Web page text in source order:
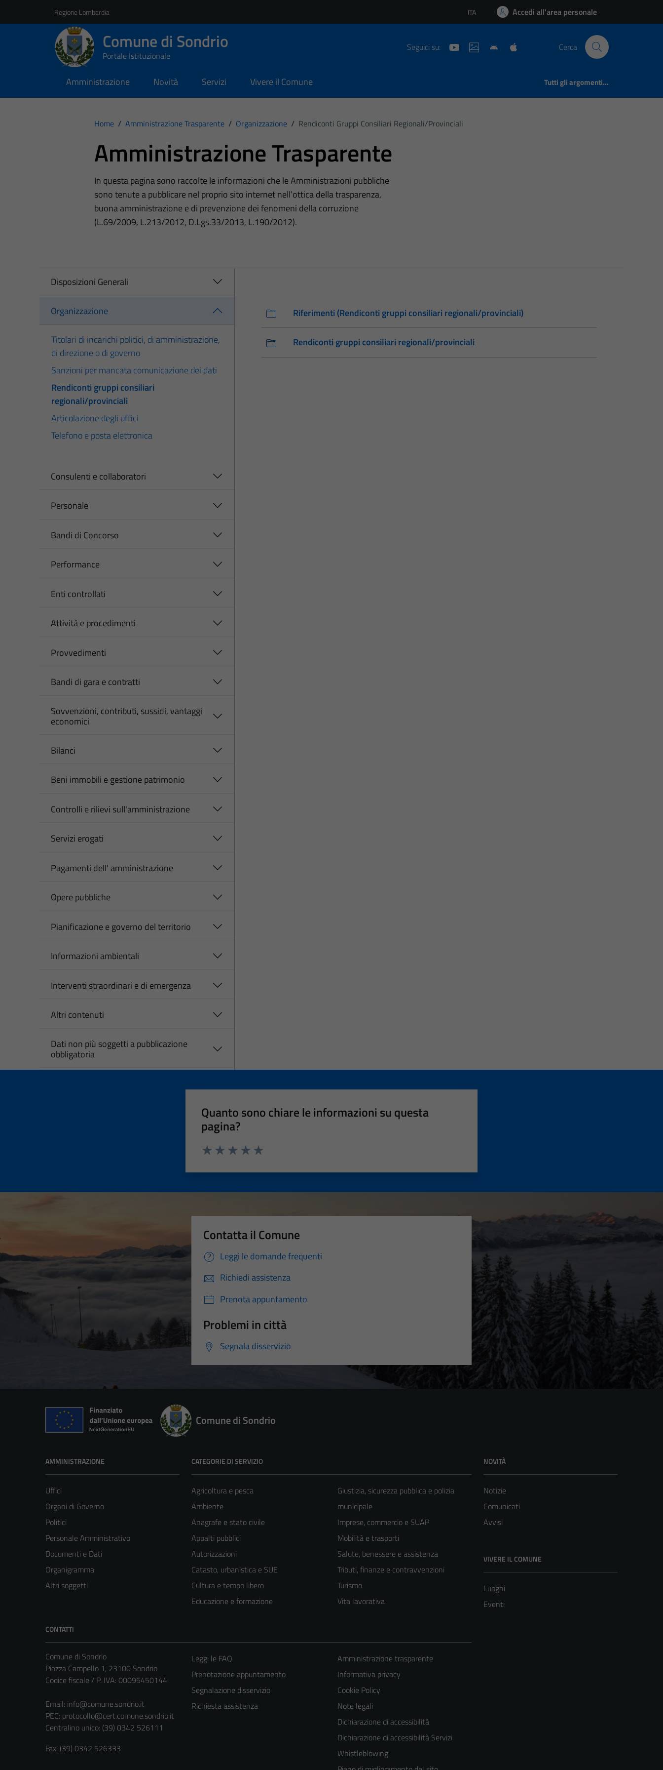
Regione Lombardia Lingua attiva:
ITA Accedi all'area personale
Comune di Sondrio
Portale Istituzionale
Seguici su: Cerca
Amministrazione Novità Servizi Vivere il Comune Tutti gli argomenti...
Home / Amministrazione Trasparente / Organizzazione / Rendiconti Gruppi Consiliari Regionali/provinciali
Amministrazione Trasparente
In questa pagina sono raccolte le informazioni che le Amministrazioni pubbliche
sono tenute a pubblicare nel proprio sito internet nell’ottica della trasparenza,
buona amministrazione e di prevenzione dei fenomeni della corruzione
(L.69/2009, L.213/2012, D.Lgs.33/2013, L.190/2012).
Disposizioni Generali
Organizzazione
Titolari di incarichi politici, di amministrazione,
di direzione o di governo
Sanzioni per mancata comunicazione dei dati
Rendiconti gruppi consiliari
regionali/provinciali
Articolazione degli uffici
Telefono e posta elettronica
Consulenti e collaboratori
Personale
Bandi di Concorso
Performance
Enti controllati
Attività e procedimenti
Provvedimenti
Bandi di gara e contratti
Sovvenzioni, contributi, sussidi, vantaggi
economici
Bilanci
Beni immobili e gestione patrimonio
Controlli e rilievi sull'amministrazione
Servizi erogati
Pagamenti dell' amministrazione
Opere pubbliche
Pianificazione e governo del territorio
Informazioni ambientali
Interventi straordinari e di emergenza
Altri contenuti
Dati non più soggetti a pubblicazione
obbligatoria
Riferimenti (Rendiconti gruppi consiliari regionali/provinciali)
Rendiconti gruppi consiliari regionali/provinciali
Quanto sono chiare le informazioni su questa
pagina?
Contatta il Comune
Leggi le domande frequenti
Richiedi assistenza
Prenota appuntamento
Problemi in città
Segnala disservizio
Comune di Sondrio
AMMINISTRAZIONE
Uffici
Organi di Governo
Politici
Personale Amministrativo
Documenti e Dati
Organigramma
Altri soggetti
CATEGORIE DI SERVIZIO
Agricoltura e pesca
Ambiente
Anagrafe e stato civile
Appalti pubblici
Autorizzazioni
Catasto, urbanistica e SUE
Cultura e tempo libero
Educazione e formazione
Giustizia, sicurezza pubblica e polizia
municipale
Imprese, commercio e SUAP
Mobilità e trasporti
Salute, benessere e assistenza
Tributi, finanze e contravvenzioni
Turismo
Vita lavorativa
NOVITÀ
Notizie
Comunicati
Avvisi
VIVERE IL COMUNE
Luoghi
Eventi
CONTATTI
Comune di Sondrio
Piazza Campello 1, 23100 Sondrio
Codice fiscale / P. IVA: 00095450144
Email: info@comune.sondrio.it
PEC: protocollo@cert.comune.sondrio.it
Centralino unico: (39) 0342 526111
Fax: (39) 0342 526333
Leggi le FAQ
Prenotazione appuntamento
Segnalazione disservizio
Richiesta assistenza
Amministrazione trasparente
Informativa privacy
Cookie Policy
Note legali
Dichiarazione di accessibilità
Dichiarazione di accessibilità Servizi
Whistleblowing
Tecnici
Questi cookie
sono necessari
funzionamento